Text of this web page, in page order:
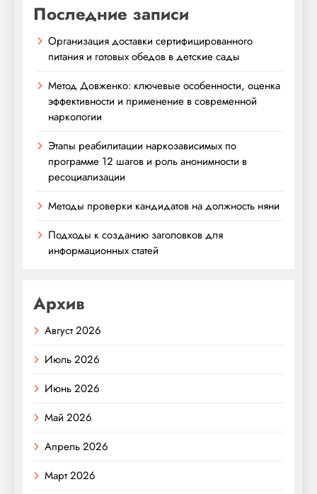
Последние записи
Организация доставки сертифицированного
питания и готовых обедов в детские сады
Метод Довженко: ключевые особенности, оценка
эффективности и применение в современной
наркологии
Этапы реабилитации наркозависимых по
программе 12 шагов и роль анонимности в
ресоциализации
Методы проверки кандидатов на должность няни
Подходы к созданию заголовков для
информационных статей
Архив
Август 2026
Июль 2026
Июнь 2026
Май 2026
Апрель 2026
Март 2026